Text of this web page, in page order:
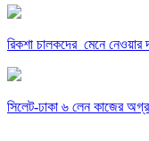
রিকশা চালকদের মেনে নেওয়ার
সিলেট-ঢাকা ৬ লেন কাজের